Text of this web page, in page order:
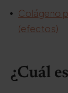
Colágeno
(efectos)
¿Cuál